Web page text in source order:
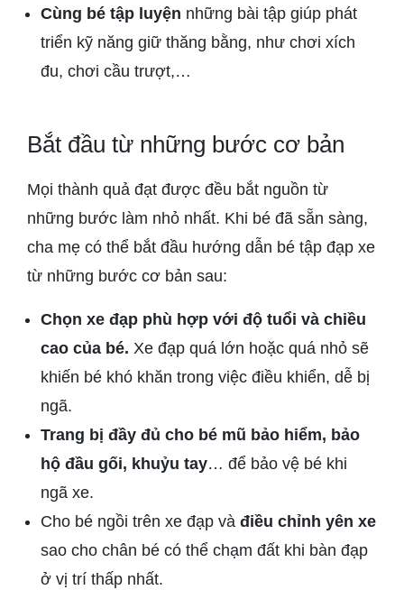
Cùng bé tập luyện những bài tập giúp phát
triển kỹ năng giữ thăng bằng, như chơi xích
đu, chơi cầu trượt,…
Bắt đầu từ những bước cơ bản
Mọi thành quả đạt được đều bắt nguồn từ
những bước làm nhỏ nhất. Khi bé đã sẵn sàng,
cha mẹ có thể bắt đầu hướng dẫn bé tập đạp xe
từ những bước cơ bản sau:
Chọn xe đạp phù hợp với độ tuổi và chiều
cao của bé. Xe đạp quá lớn hoặc quá nhỏ sẽ
khiến bé khó khăn trong việc điều khiển, dễ bị
ngã.
Trang bị đầy đủ cho bé mũ bảo hiểm, bảo
hộ đầu gối, khuỷu tay… để bảo vệ bé khi
ngã xe.
Cho bé ngồi trên xe đạp và điều chỉnh yên xe
sao cho chân bé có thể chạm đất khi bàn đạp
ở vị trí thấp nhất.